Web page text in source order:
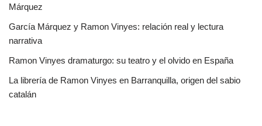
Márquez
García Márquez y Ramon Vinyes: relación real y lectura
narrativa
Ramon Vinyes dramaturgo: su teatro y el olvido en España
La librería de Ramon Vinyes en Barranquilla, origen del sabio
catalán